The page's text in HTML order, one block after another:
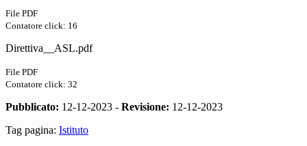
File PDF
Contatore click: 16
Direttiva__ASL.pdf
File PDF
Contatore click: 32
Pubblicato: 12-12-2023 - Revisione: 12-12-2023
Tag pagina: Istituto